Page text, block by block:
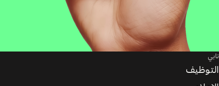
تابي
التوظيف